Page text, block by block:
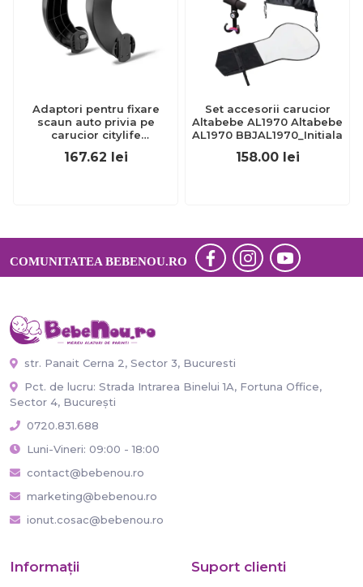
Adaptori pentru fixare
scaun auto privia pe
carucior citylife
tna5654.010
167.62 lei
Set accesorii carucior
Altabebe AL1970 Altabebe
AL1970 BBJAL1970_Initiala
158.00 lei
COMUNITATEA BEBENOU.RO
str. Panait Cerna 2, Sector 3, Bucuresti
Pct. de lucru: Strada Intrarea Binelui 1A, Fortuna Office,
Sector 4, București
0720.831.688
Luni-Vineri: 09:00 - 18:00
contact@bebenou.ro
marketing@bebenou.ro
ionut.cosac@bebenou.ro
Informaţii Suport clienti